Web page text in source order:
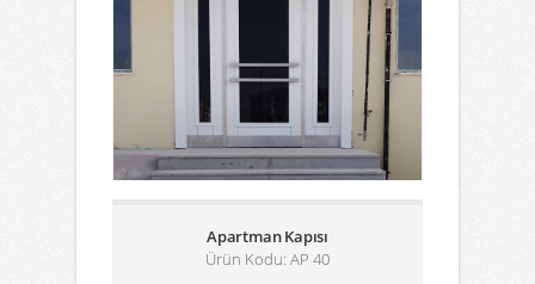
Apartman Kapısı
Ürün Kodu: AP 40